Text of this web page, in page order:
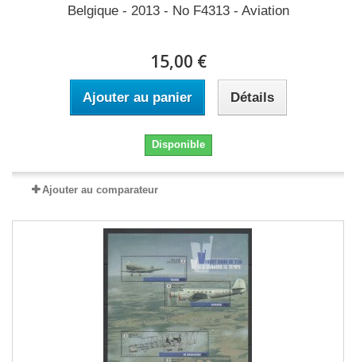
Belgique - 2013 - No F4313 - Aviation
15,00 €
Ajouter au panier Détails
Disponible
Ajouter au comparateur